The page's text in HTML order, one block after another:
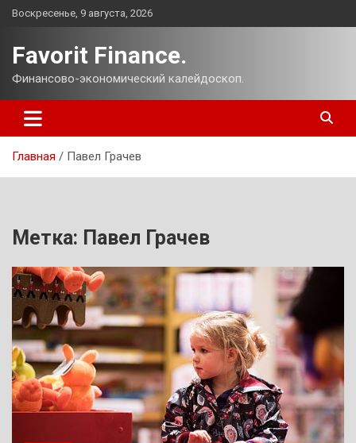
Перейти
Воскресенье, 9 августа, 2026
Favorit Finance.
Финансово-экономический калейдоскоп.
Главная Павел Грачев
Метка: Павел Грачев